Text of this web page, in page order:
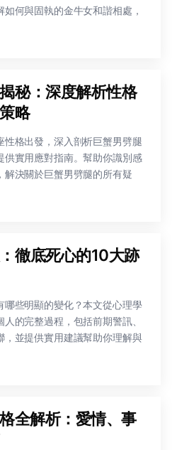
何與固執的金牛女和諧相處，
秘：深度解析性格
略
性格出發，深入剖析巨蟹男劈腿
供實用應對指南。幫助你識別感
決關於巨蟹男劈腿的所有疑
徹底死心的10大跡
哪些明顯的變化？本文從心理學
的完整過程，包括前期警訊、
，並提供實用建議幫助你理解與
全解析：愛情、事